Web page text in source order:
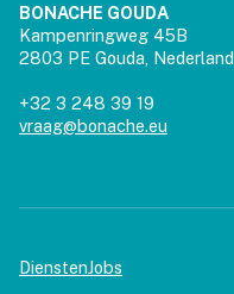
BONACHE GOUDA
Kampenringweg 45B
2803 PE Gouda, Nederland
+32 3 248 39 19
vraag@bonache.eu
DienstenJobs